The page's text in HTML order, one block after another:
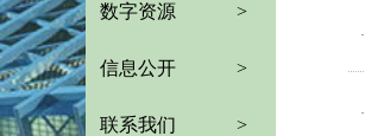
数字资源 >
信息公开 >
联系我们 >
·
·